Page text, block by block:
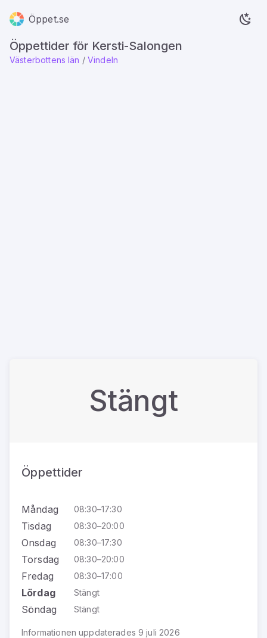
Öppet.se
Öppettider för Kersti-Salongen
Västerbottens län / Vindeln
Stängt
Öppettider
Måndag 08:30–17:30
Tisdag 08:30–20:00
Onsdag 08:30–17:30
Torsdag 08:30–20:00
Fredag 08:30–17:00
Lördag Stängt
Söndag Stängt
Informationen uppdaterades 9 juli 2026